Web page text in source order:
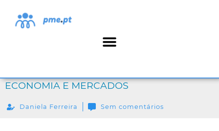
ECONOMIA E MERCADOS
Daniela Ferreira Sem comentários